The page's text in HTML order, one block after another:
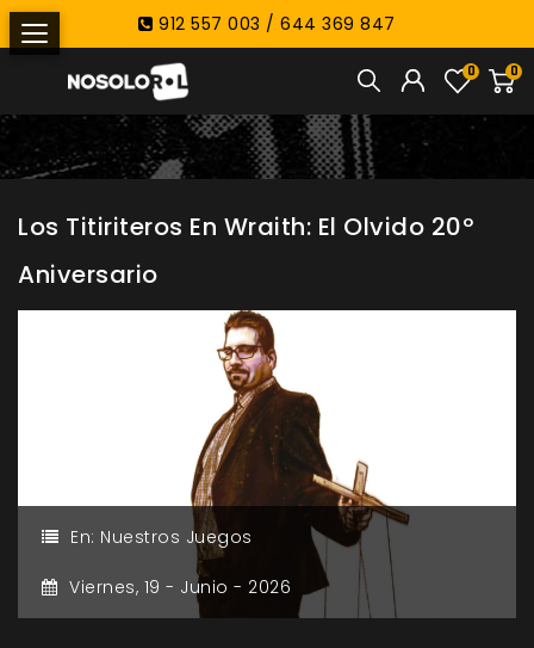
912 557 003 / 644 369 847
0
0
Los Titiriteros En Wraith: El Olvido 20º
Aniversario
En: Nuestros Juegos
Viernes, 19 - Junio - 2026